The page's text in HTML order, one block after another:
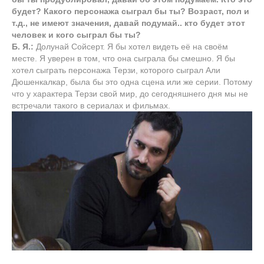
будет? Какого персонажа сыграл бы ты? Возраст, пол и
т.д., не имеют значения, давай подумай.. кто будет этот
человек и кого сыграл бы ты?
Б. Я.: Долунай Сойсерт. Я бы хотел видеть её на своём
месте. Я уверен в том, что она сыграла бы смешно. Я бы
хотел сыграть персонажа Терзи, которого сыграл Али
Дюшенкалкар, была бы это одна сцена или же серии. Потому
что у характера Терзи свой мир, до сегодняшнего дня мы не
встречали такого в сериалах и фильмах.